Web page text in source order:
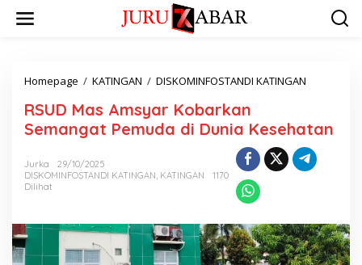
Homepage / KATINGAN / DISKOMINFOSTANDI KATINGAN
RSUD Mas Amsyar Kobarkan
Semangat Pemuda di Dunia Kesehatan
Jurka
29/10/2025
DISKOMINFOSTANDI KATINGAN, KATINGAN
1170
Dilihat